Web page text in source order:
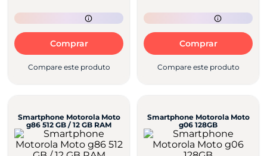
Comprar
Compare este produto
Comprar
Compare este produto
Smartphone Motorola Moto
g86 512 GB / 12 GB RAM
Smartphone Motorola Moto
g06 128GB